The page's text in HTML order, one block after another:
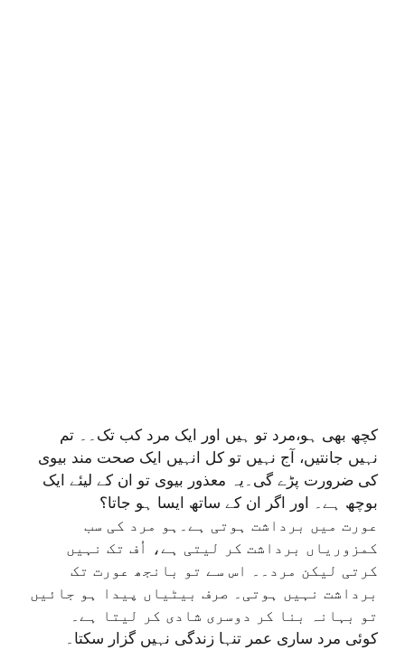
کچھ بھی ہو،مرد تو ہیں اور ایک مرد کب تک۔۔ تم
نہیں جانتیں، آج نہیں تو کل انہیں ایک صحت مند بیوی
کی ضرورت پڑے گی۔یہ معذور بیوی تو ان کے لیئے ایک
بوچھ ہے۔ اور اگر ان کے ساتھ ایسا ہو جاتا؟
عورت میں برداشت ہوتی ہے۔ہو مرد کی سب
کمزوریاں برداشت کر لیتی ہے، اُف تک نہیں
کرتی لیکن مرد۔۔ اس سے تو بانجھ عورت تک
برداشت نہیں ہوتی۔ صرف بیٹیاں پیدا ہو جائیں
تو بہانہ بنا کر دوسری شادی کر لیتا ہے۔
کوئی مرد ساری عمر تنہا زندگی نہیں گزار سکتا۔